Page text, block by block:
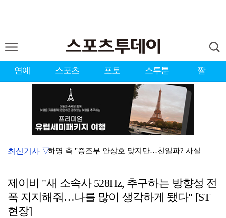
연예 스포츠 포토 스투툰 짤
하영 측 "증조부 안상호 맞지만…친일파? 사실무근" […
"스토킹 피해자" 황정민VS"2억대 손해배상" A 씨,…
최신기사 ▽
제이비 "새 소속사 528Hz, 추구하는 방향성 전
폭 지지해줘…나를 많이 생각하게 됐다" [ST
현장]